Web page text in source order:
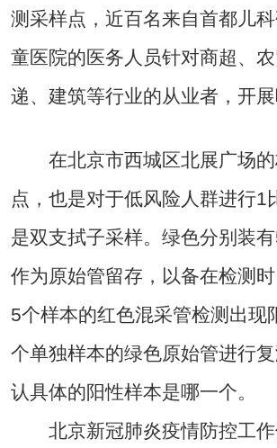
测采样点，近百名来自首都儿
童医院的医务人员针对商超、
递、建筑等行业的从业者，开展
在北京市西城区北展广场的
点，也是对于低风险人群进行1
是双支拭子采样。绿色分别装
作为原始管留存，以备在检测
5个样本的红色混采管检测出现
个单独样本的绿色原始管进行
认具体的阳性样本是哪一个。
北京新冠肺炎疫情防控工作